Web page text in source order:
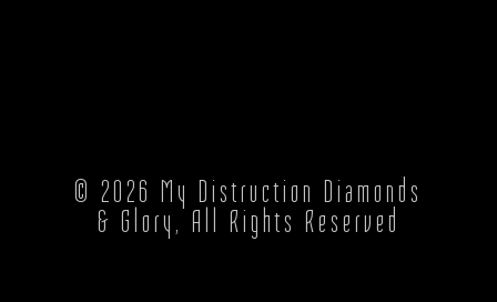
© 2026 My Distruction Diamonds
& Glory, All Rights Reserved